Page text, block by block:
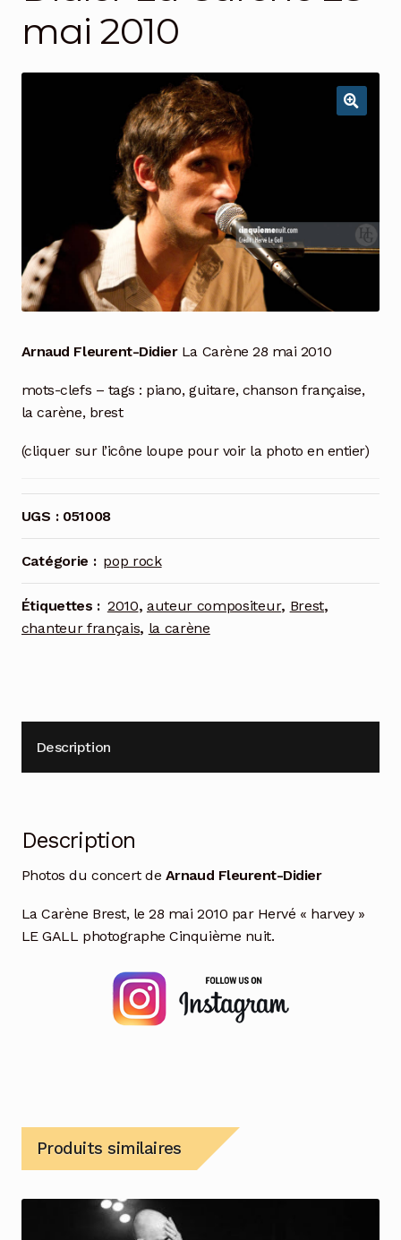
mai 2010
Arnaud Fleurent-DidierLa Carène 28 mai 2010
mots-clefs – tags : piano, guitare, chanson française,
la carène, brest
(cliquer sur l’icône loupe pour voir la photo en entier)
UGS : 051008
Catégorie : pop rock
Étiquettes : 2010, auteur compositeur, Brest,
chanteur français, la carène
Description
Description
Photos du concert de Arnaud Fleurent-Didier
La Carène Brest, le 28 mai 2010 par Hervé « harvey »
LE GALL photographe Cinquième nuit.
Produits similaires